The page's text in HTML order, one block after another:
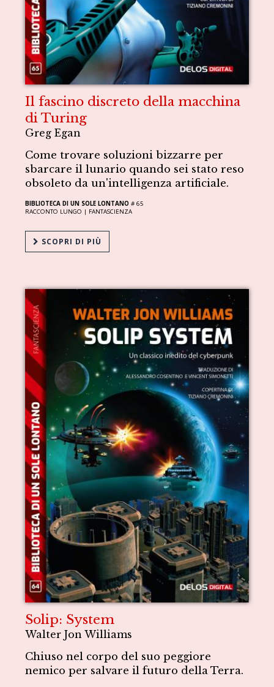
Il fascino discreto della macchina
di Turing
Greg Egan
Come trovare soluzioni bizzarre per
sbarcare il lunario quando sei stato reso
obsoleto da un'intelligenza artificiale.
BIBLIOTECA DI UN SOLE LONTANO # 65
RACCONTO LUNGO | FANTASCIENZA
SCOPRI DI PIÙ
Solip: System
Walter Jon Williams
Chiuso nel corpo del suo peggiore
nemico per salvare il futuro della Terra.